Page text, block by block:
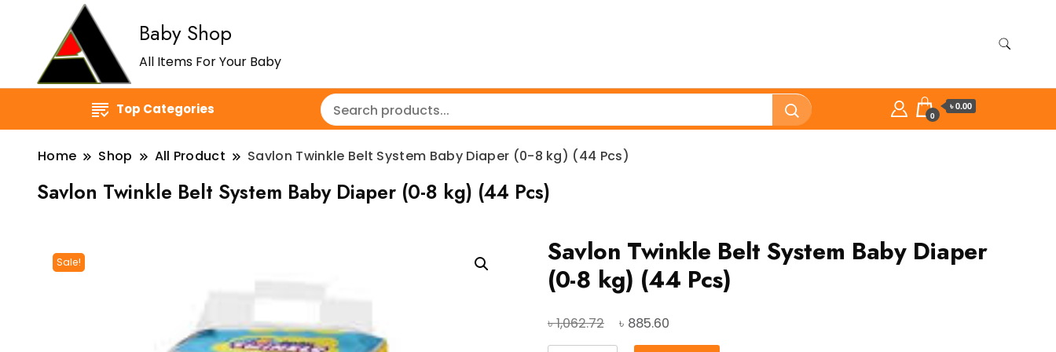
Baby Shop
All Items For Your Baby
Top Categories 0
৳ 0.00
Home Shop All Product Savlon Twinkle Belt System Baby Diaper (0-8 kg) (44 Pcs)
Savlon Twinkle Belt System Baby Diaper (0-8 kg) (44 Pcs)
Sale!
Savlon Twinkle Belt System Baby Diaper
(0-8 kg) (44 Pcs)
৳1,062.72
Original
price
৳ 885.60
price